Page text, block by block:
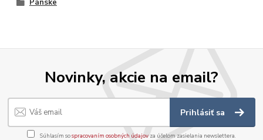
Pánske
Novinky, akcie na email?
Prihlásiť sa
Súhlasím sospracovaním osobných údajov za účelom zasielania newslettera.